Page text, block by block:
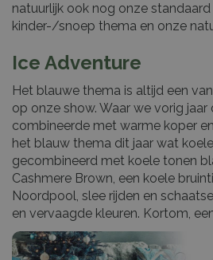
natuurlijk ook nog onze standaard
kinder-/snoep thema en onze
Ice Adventure
Het blauwe thema is altijd een
op onze show. Waar we vorig jaar
combineerde met warme koper
het blauw thema dit jaar wat
gecombineerd met koele tonen
Cashmere Brown, een koele
Noordpool, slee rijden en
en vervaagde kleuren. Kortom,